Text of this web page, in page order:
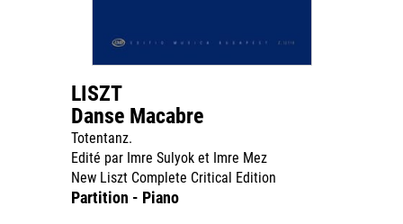
LISZT
Danse Macabre
Totentanz.
Edité par Imre Sulyok et Imre Mez
New Liszt Complete Critical Edition
Partition - Piano